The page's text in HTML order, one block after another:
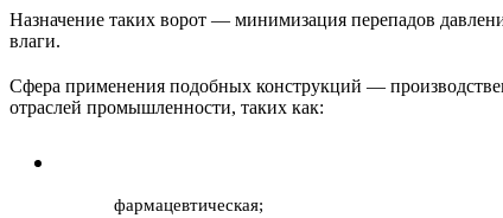
Назначение таких ворот — минимизация перепадов
влаги.
Сфера применения подобных конструкций —
отраслей промышленности, таких как:
фармацевтическая;